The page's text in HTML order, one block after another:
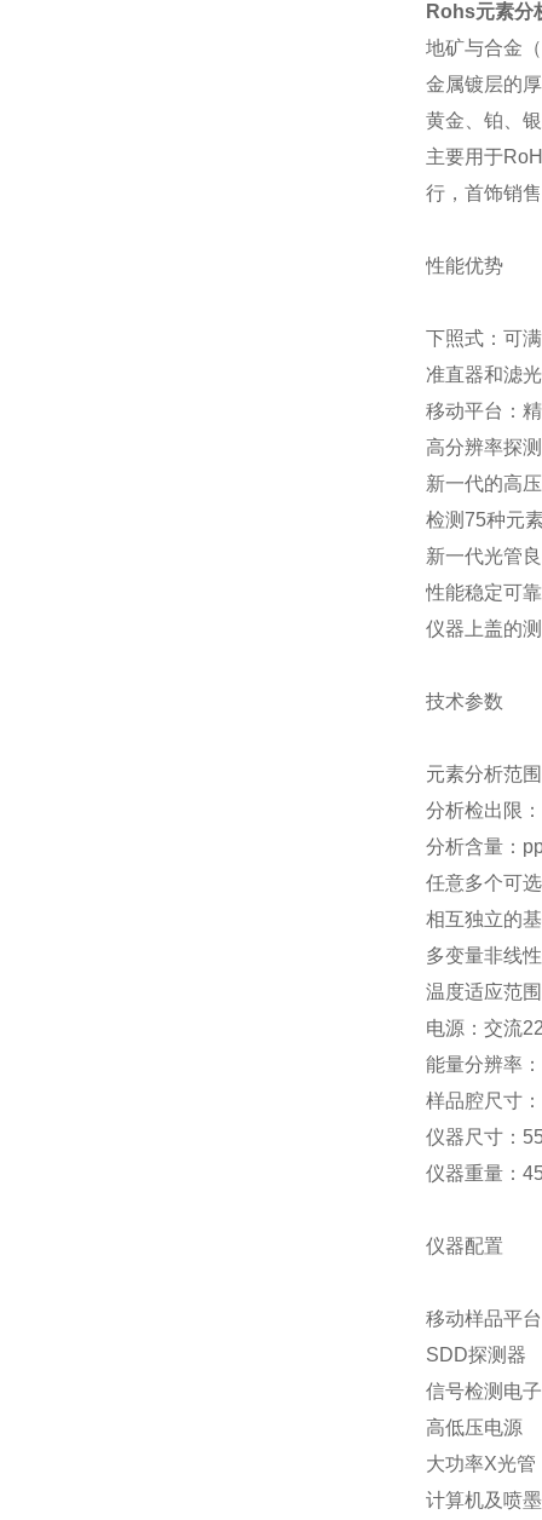
Rohs元素分
地矿与合金
金属镀层的
黄金、铂、
主要用于
行，首饰销
性能优势
下照式：可
准直器和滤
移动平台：
高分辨率探
新一代的高
检测75种元
新一代光管
性能稳定可
仪器上盖的
技术参数
元素分析范
分析检出限
分析含量：
任意多个可
相互独立的
多变量非线
温度适应范
电源：交流
能量分辨率
样品腔尺寸
仪器尺寸：
仪器重量：
仪器配置
移动样品平台
SDD探测器
信号检测电
高低压电源
大功率X光管
计算机及喷